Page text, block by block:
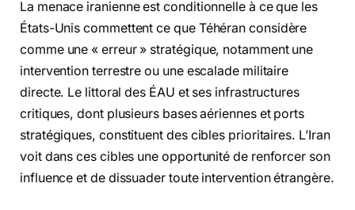
La menace iranienne est conditionnelle à ce que les
États-Unis commettent ce que Téhéran considère
comme une « erreur » stratégique, notamment une
intervention terrestre ou une escalade militaire
directe. Le littoral des ÉAU et ses infrastructures
critiques, dont plusieurs bases aériennes et ports
stratégiques, constituent des cibles prioritaires. L’Iran
voit dans ces cibles une opportunité de renforcer son
influence et de dissuader toute intervention étrangère.